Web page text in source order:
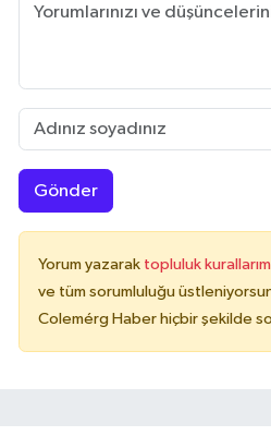
Gönder
Yorum yazarak topluluk
ve tüm sorumluluğu
Colemérg Haber hiçbir şekilde